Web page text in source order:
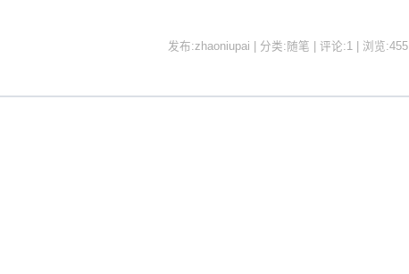
发布:zhaoniupai | 分类:随笔 | 评论:1 | 浏览:455